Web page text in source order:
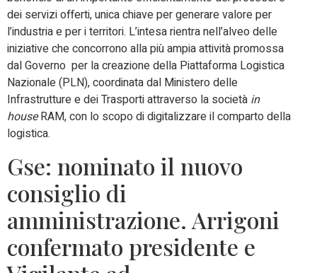
dei servizi offerti, unica chiave per generare valore per
l’industria e per i territori. L’intesa rientra nell’alveo delle
iniziative che concorrono alla più ampia attività promossa
dal Governo per la creazione della Piattaforma Logistica
Nazionale (PLN), coordinata dal Ministero delle
Infrastrutture e dei Trasporti attraverso la società in
houseRAM, con lo scopo di digitalizzare il comparto della
logistica.
Gse: nominato il nuovo
consiglio di
amministrazione. Arrigoni
confermato presidente e